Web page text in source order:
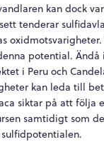
kan dock
tenderar
potential.
i Peru och
kan leda till
siktar på att följa
samtidigt som